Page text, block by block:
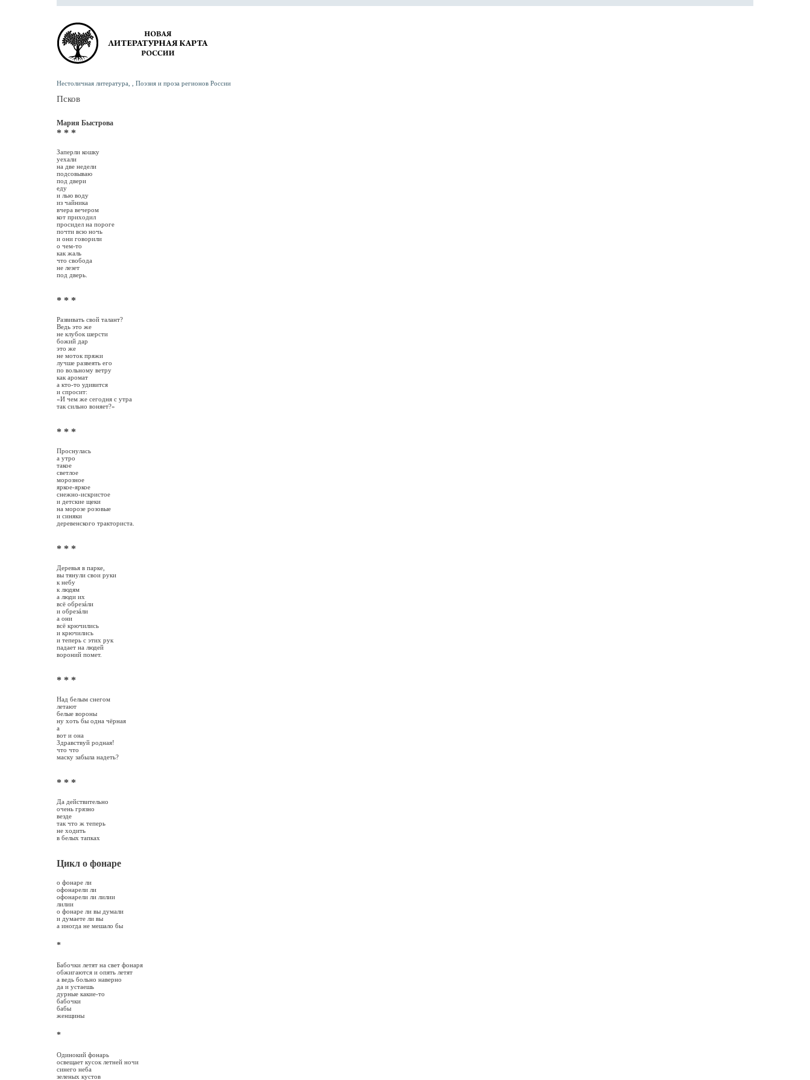
Нестоличная литература, , Поэзия и проза регионов России
Псков
Мария Быстрова
* * *
Заперли кошку
уехали
на две недели
подсовываю
под двери
еду
и лью воду
из чайника
вчера вечером
кот приходил
просидел на пороге
почти всю ночь
и они говорили
о чем-то
как жаль
что свобода
не лезет
под дверь.
* * *
Развивать свой талант?
Ведь это же
не клубок шерсти
божий дар
это же
не моток пряжи
лучше развеять его
по вольному ветру
как аромат
а кто-то удивится
и спросит:
«И чем же сегодня с утра
так сильно воняет?»
* * *
Проснулась
а утро
такое
светлое
морозное
яркое-яркое
снежно-искристое
и детские щеки
на морозе розовые
и синяки
деревенского тракториста.
* * *
Деревья в парке,
вы тянули свои руки
к небу
к людям
а люди их
всё обрезáли
и обрезáли
а они
всё крючились
и крючились
и теперь с этих рук
падает на людей
вороний помет.
* * *
Над белым снегом
летают
белые вороны
ну хоть бы одна чёрная
а
вот и она
Здравствуй родная!
что что
маску забыла надеть?
* * *
Да действительно
очень грязно
везде
так что ж теперь
не ходить
в белых тапках
Цикл о фонаре
о фонаре ли
офонарели ли
офонарели ли лилии
лилии
о фонаре ли вы думали
и думаете ли вы
а иногда не мешало бы
*
Бабочки летят на свет фонаря
обжигаются и опять летят
а ведь больно наверно
да и устаешь
дурные какие-то
бабочки
бабы
женщины
*
Одинокий фонарь
освещает кусок летней ночи
синего неба
зеленых кустов